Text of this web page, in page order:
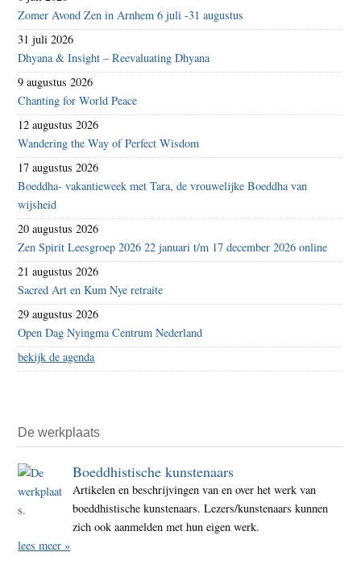
Zomer Avond Zen in Arnhem 6 juli -31 augustus
31 juli 2026
Dhyana & Insight – Reevaluating Dhyana
9 augustus 2026
Chanting for World Peace
12 augustus 2026
Wandering the Way of Perfect Wisdom
17 augustus 2026
Boeddha- vakantieweek met Tara, de vrouwelijke Boeddha van
wijsheid
20 augustus 2026
Zen Spirit Leesgroep 2026 22 januari t/m 17 december 2026 online
21 augustus 2026
Sacred Art en Kum Nye retraite
29 augustus 2026
Open Dag Nyingma Centrum Nederland
bekijk de agenda
De werkplaats
Boeddhistische kunstenaars
Artikelen en beschrijvingen van en over het werk van
boeddhistische kunstenaars. Lezers/kunstenaars kunnen
zich ook aanmelden met hun eigen werk.
lees meer »